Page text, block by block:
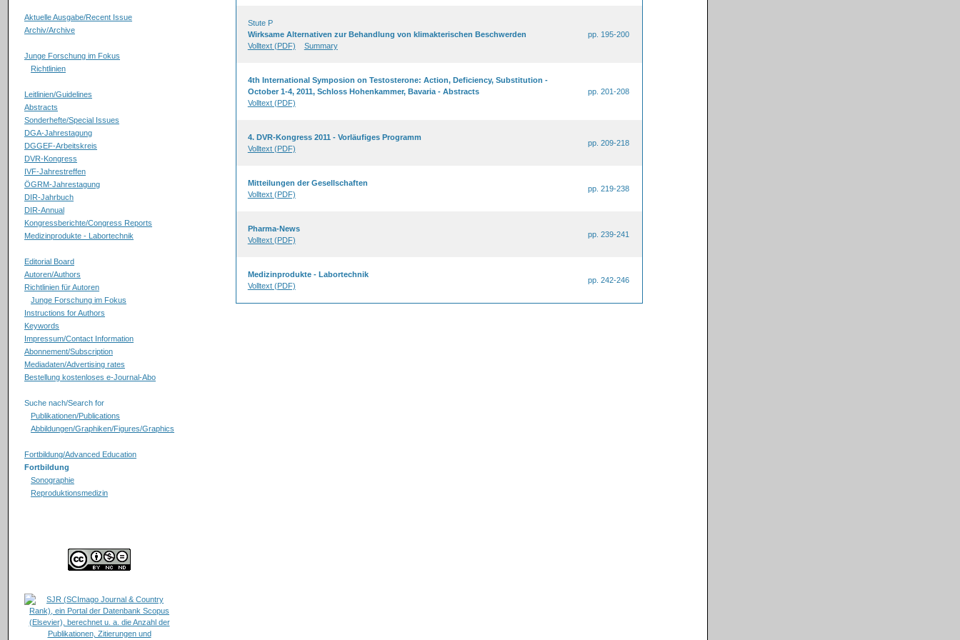
Aktuelle Ausgabe/Recent Issue
Archiv/Archive
Junge Forschung im Fokus
Richtlinien
Leitlinien/Guidelines
Abstracts
Sonderhefte/Special Issues
DGA-Jahrestagung
DGGEF-Arbeitskreis
DVR-Kongress
IVF-Jahrestreffen
ÖGRM-Jahrestagung
DIR-Jahrbuch
DIR-Annual
Kongressberichte/Congress Reports
Medizinprodukte - Labortechnik
Editorial Board
Autoren/Authors
Richtlinien für Autoren
Junge Forschung im Fokus
Instructions for Authors
Keywords
Impressum/Contact Information
Abonnement/Subscription
Mediadaten/Advertising rates
Bestellung kostenloses e-Journal-Abo
Suche nach/Search for
Publikationen/Publications
Abbildungen/Graphiken/Figures/Graphics
Fortbildung/Advanced Education
Fortbildung
Sonographie
Reproduktionsmedizin
Stute P
Wirksame Alternativen zur Behandlung von klimakterischen Beschwerden
Volltext (PDF)
Summary
pp. 195-200
4th International Symposion on Testosterone: Action, Deficiency, Substitution -
October 1-4, 2011, Schloss Hohenkammer, Bavaria - Abstracts
Volltext (PDF)
pp. 201-208
4. DVR-Kongress 2011 - Vorläufiges Programm
Volltext (PDF)
pp. 209-218
Mitteilungen der Gesellschaften
Volltext (PDF)
pp. 219-238
Pharma-News
Volltext (PDF)
pp. 239-241
Medizinprodukte - Labortechnik
Volltext (PDF)
pp. 242-246